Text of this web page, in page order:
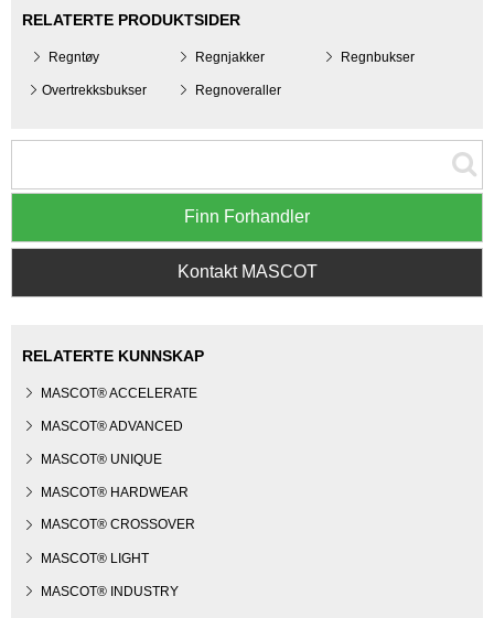
RELATERTE PRODUKTSIDER
Regntøy Regnjakker Regnbukser
Overtrekksbukser Regnoveraller
Finn Forhandler
Kontakt MASCOT
RELATERTE KUNNSKAP
MASCOT® ACCELERATE
MASCOT® ADVANCED
MASCOT® UNIQUE
MASCOT® HARDWEAR
MASCOT® CROSSOVER
MASCOT® LIGHT
MASCOT® INDUSTRY